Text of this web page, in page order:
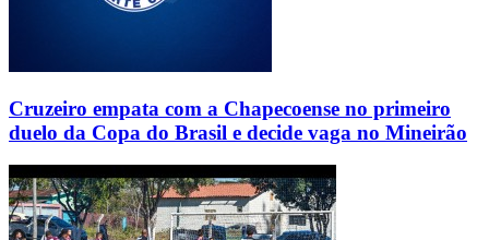
Cruzeiro empata com a Chapecoense no primeiro
duelo da Copa do Brasil e decide vaga no Mineirão